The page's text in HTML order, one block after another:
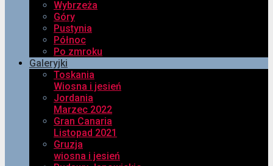
Wybrzeża
Góry
Pustynia
Północ
Po zmroku
Galeryjki
Toskania
Wiosna i jesień
Jordania
Marzec 2022
Gran Canaria
Listopad 2021
Gruzja
wiosna i jesień